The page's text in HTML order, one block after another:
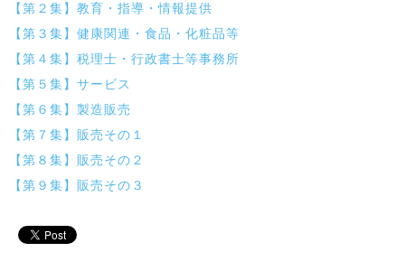
【第２集】教育・指導・情報提供
【第３集】健康関連・食品・化粧品等
【第４集】税理士・行政書士等事務所
【第５集】サービス
【第６集】製造販売
【第７集】販売その１
【第８集】販売その２
【第９集】販売その３